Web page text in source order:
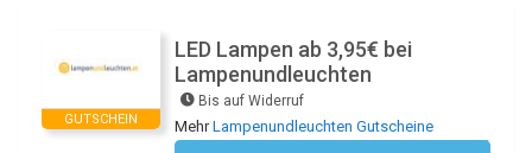
GUTSCHEIN
LED Lampen ab 3,95€ bei
Lampenundleuchten
Bis auf Widerruf
MehrLampenundleuchten Gutscheine